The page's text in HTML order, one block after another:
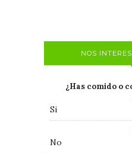
NOS
¿Has comido o
Si
No